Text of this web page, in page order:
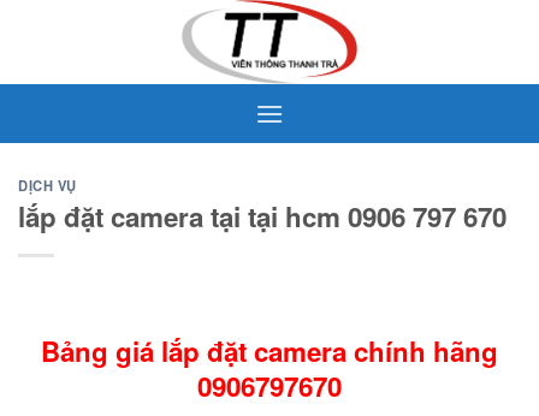
DỊCH VỤ
lắp đặt camera tại tại hcm 0906 797 670
Bảng giá lắp đặt camera chính hãng
0906797670